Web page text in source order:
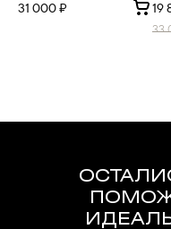
31 000 ₽ 19
33